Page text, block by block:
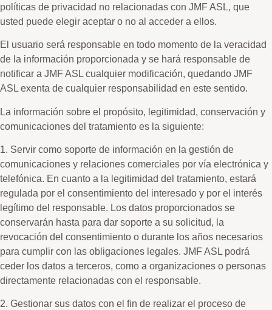
políticas de privacidad no relacionadas con JMF ASL, que
usted puede elegir aceptar o no al acceder a ellos.
El usuario será responsable en todo momento de la veracidad
de la información proporcionada y se hará responsable de
notificar a JMF ASL cualquier modificación, quedando JMF
ASL exenta de cualquier responsabilidad en este sentido.
La información sobre el propósito, legitimidad, conservación y
comunicaciones del tratamiento es la siguiente:
1. Servir como soporte de información en la gestión de
comunicaciones y relaciones comerciales por vía electrónica y
telefónica. En cuanto a la legitimidad del tratamiento, estará
regulada por el consentimiento del interesado y por el interés
legítimo del responsable. Los datos proporcionados se
conservarán hasta para dar soporte a su solicitud, la
revocación del consentimiento o durante los años necesarios
para cumplir con las obligaciones legales. JMF ASL podrá
ceder los datos a terceros, como a organizaciones o personas
directamente relacionadas con el responsable.
2. Gestionar sus datos con el fin de realizar el proceso de